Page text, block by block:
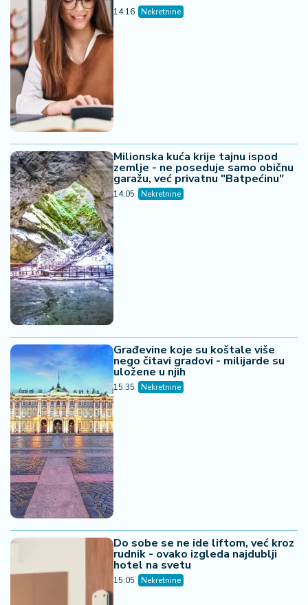
14:16 Nekretnine
Milionska kuća krije tajnu ispod
zemlje - ne poseduje samo običnu
garažu, već privatnu "Batpećinu"
14:05 Nekretnine
Građevine koje su koštale više
nego čitavi gradovi - milijarde su
uložene u njih
15:35 Nekretnine
Do sobe se ne ide liftom, već kroz
rudnik - ovako izgleda najdublji
hotel na svetu
15:05 Nekretnine